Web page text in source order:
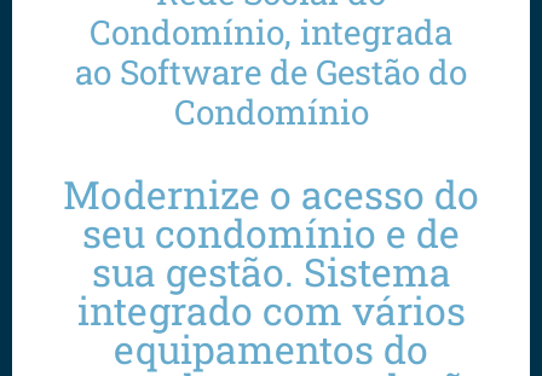
Condomínio, integrada
ao Software de Gestão do
Condomínio
Modernize o acesso do
seu condomínio e de
sua gestão. Sistema
integrado com vários
equipamentos do